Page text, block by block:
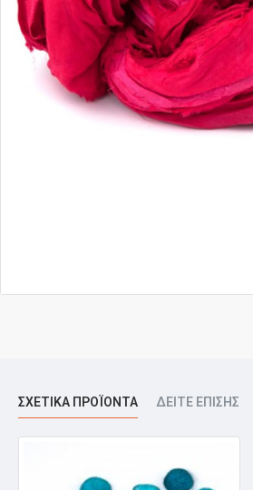
ΣΧΕΤΙΚΆ ΠΡΟΪΌΝΤΑ ΔΕΊΤΕ ΕΠΊΣΗΣ